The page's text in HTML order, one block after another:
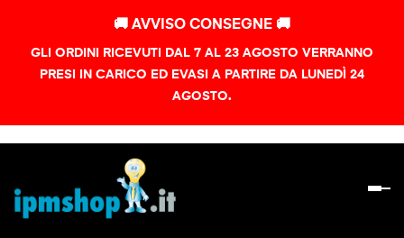
🚚 AVVISO CONSEGNE 🚚
GLI ORDINI RICEVUTI DAL 7 AL 23 AGOSTO VERRANNO
PRESI IN CARICO ED EVASI A PARTIRE DA LUNEDÌ 24
AGOSTO.